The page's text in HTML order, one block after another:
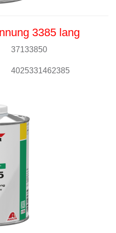
3385 lang
37133850
4025331462385